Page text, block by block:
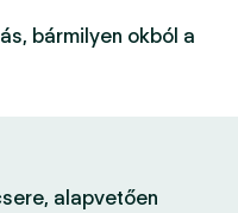
bármilyen okból a
alapvetően